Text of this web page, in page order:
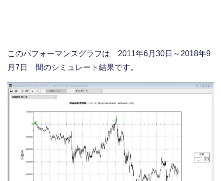
このパフォーマンスグラフは 2011年6月30日～2018年9
月7日 間のシミュレート結果です。